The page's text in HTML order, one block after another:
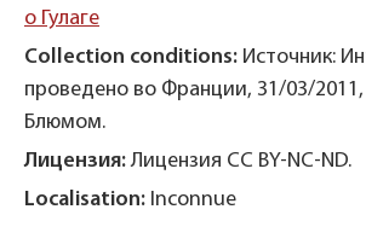
о Гулаге
Collection conditions: Источник:
проведено во Франции, 31/03/
Блюмом.
Лицензия: Лицензия CC BY-NC-ND.
Localisation: Inconnue